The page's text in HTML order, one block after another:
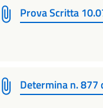
Prova Scritta
Determina n.